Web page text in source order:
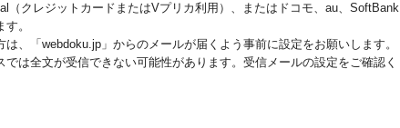
（クレジットカードまたはVプリカ利用）、またはドコモ、au、SoftBank
。
、「webdoku.jp」からのメールが届くよう事前に設定をお願いします。
は全文が受信できない可能性があります。受信メールの設定をご確認く